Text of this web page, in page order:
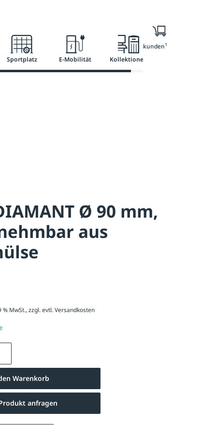
Sportplatz E-Mobilität Kollektionen
Nur für Geschäftskunden1
Ø 90 mm,
aus
% MwSt., zzgl. evtl.Versandkosten
Gib den gewünschten Wert ein oder
Warenkorb
anfragen